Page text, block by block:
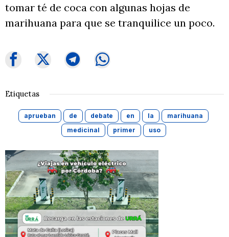
tomar té de coca con algunas hojas de
marihuana para que se tranquilice un poco.
Etiquetas
aprueban de debate en la
marihuana
medicinal
primer uso